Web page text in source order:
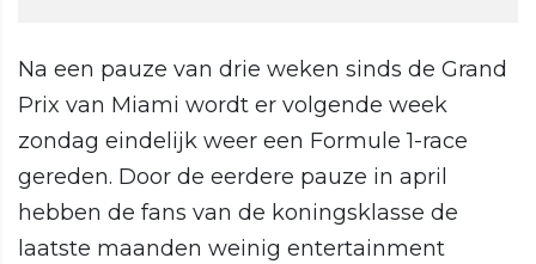
Na een pauze van drie weken sinds de Grand
Prix van Miami wordt er volgende week
zondag eindelijk weer een Formule 1-race
gereden. Door de eerdere pauze in april
hebben de fans van de koningsklasse de
laatste maanden weinig entertainment